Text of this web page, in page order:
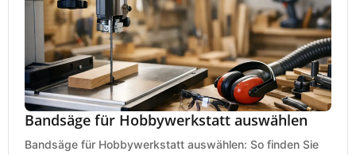
Bandsäge für Hobbywerkstatt auswählen
Bandsäge für Hobbywerkstatt auswählen: So finden Sie